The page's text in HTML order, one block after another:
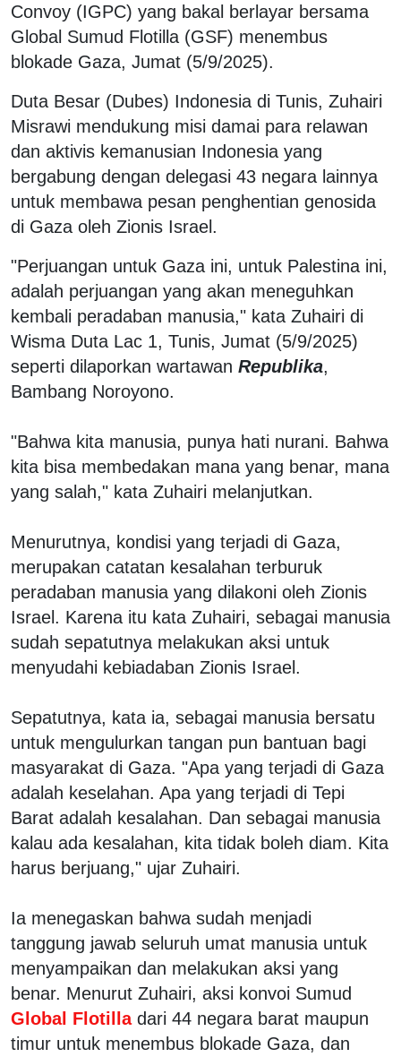
Convoy (IGPC) yang bakal berlayar bersama
Global Sumud Flotilla (GSF) menembus
blokade Gaza, Jumat (5/9/2025).
Duta Besar (Dubes) Indonesia di Tunis, Zuhairi
Misrawi mendukung misi damai para relawan
dan aktivis kemanusian Indonesia yang
bergabung dengan delegasi 43 negara lainnya
untuk membawa pesan penghentian genosida
di Gaza oleh Zionis Israel.
"Perjuangan untuk Gaza ini, untuk Palestina ini,
adalah perjuangan yang akan meneguhkan
kembali peradaban manusia," kata Zuhairi di
Wisma Duta Lac 1, Tunis, Jumat (5/9/2025)
seperti dilaporkan wartawan Republika,
Bambang Noroyono.
"Bahwa kita manusia, punya hati nurani. Bahwa
kita bisa membedakan mana yang benar, mana
yang salah," kata Zuhairi melanjutkan.
Menurutnya, kondisi yang terjadi di Gaza,
merupakan catatan kesalahan terburuk
peradaban manusia yang dilakoni oleh Zionis
Israel. Karena itu kata Zuhairi, sebagai manusia
sudah sepatutnya melakukan aksi untuk
menyudahi kebiadaban Zionis Israel.
Sepatutnya, kata ia, sebagai manusia bersatu
untuk mengulurkan tangan pun bantuan bagi
masyarakat di Gaza. "Apa yang terjadi di Gaza
adalah keselahan. Apa yang terjadi di Tepi
Barat adalah kesalahan. Dan sebagai manusia
kalau ada kesalahan, kita tidak boleh diam. Kita
harus berjuang," ujar Zuhairi.
Ia menegaskan bahwa sudah menjadi
tanggung jawab seluruh umat manusia untuk
menyampaikan dan melakukan aksi yang
benar. Menurut Zuhairi, aksi konvoi Sumud
Global Flotilla dari 44 negara barat maupun
timur untuk menembus blokade Gaza, dan